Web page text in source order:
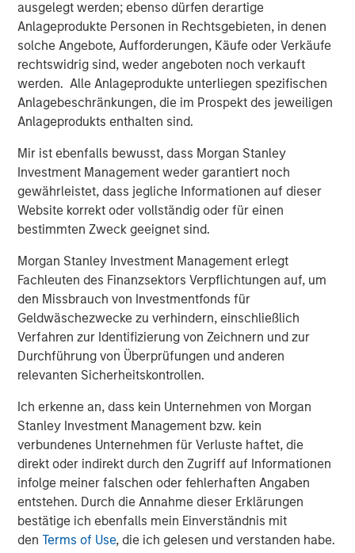
ausgelegt werden; ebenso dürfen derartige
Anlageprodukte Personen in Rechtsgebieten, in denen
solche Angebote, Aufforderungen, Käufe oder Verkäufe
rechtswidrig sind, weder angeboten noch verkauft
werden. Alle Anlageprodukte unterliegen spezifischen
Anlagebeschränkungen, die im Prospekt des jeweiligen
Anlageprodukts enthalten sind.
Mir ist ebenfalls bewusst, dass Morgan Stanley
Investment Management weder garantiert noch
gewährleistet, dass jegliche Informationen auf dieser
Website korrekt oder vollständig oder für einen
bestimmten Zweck geeignet sind.
Morgan Stanley Investment Management erlegt
Fachleuten des Finanzsektors Verpflichtungen auf, um
den Missbrauch von Investmentfonds für
Geldwäschezwecke zu verhindern, einschließlich
Verfahren zur Identifizierung von Zeichnern und zur
Durchführung von Überprüfungen und anderen
relevanten Sicherheitskontrollen.
Ich erkenne an, dass kein Unternehmen von Morgan
Stanley Investment Management bzw. kein
verbundenes Unternehmen für Verluste haftet, die
direkt oder indirekt durch den Zugriff auf Informationen
infolge meiner falschen oder fehlerhaften Angaben
entstehen. Durch die Annahme dieser Erklärungen
bestätige ich ebenfalls mein Einverständnis mit
denTerms of Use, die ich gelesen und verstanden habe.
Markets
CONSILIENT OBSERVER
Opportunities and Expectations: The Present
Value of Growth Opportunities in Valuation
CONSILIENT OBSERVER
Bayes and Base Rates 2.0: How History Can
Guide Our Assessment of the Future
Vorgestellte Einblicke
ARTIKEL